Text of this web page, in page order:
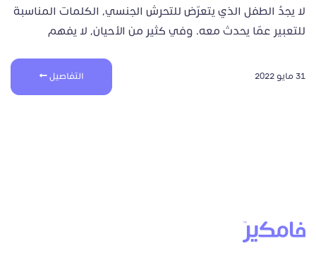
لا يجدُ الطفل الذي يتعرّض للتحرش الجنسي، الكلمات المناسبة
للتعبير عمّا يحدث معه. وفي كثير من الأحيان، لا يفهم
31 مايو 2022 التفاصيل